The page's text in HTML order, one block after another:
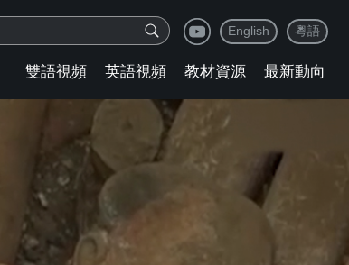
English 粵語
雙語視頻 英語視頻 教材資源 最新動向